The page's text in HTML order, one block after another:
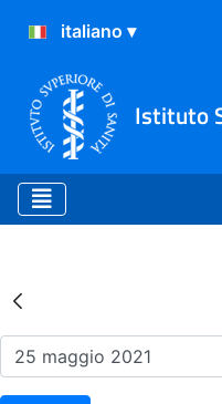
Istituto
Risultati